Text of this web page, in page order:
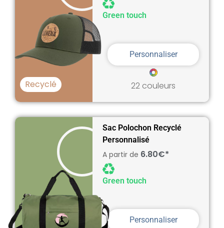
Recyclé
Green touch
Personnaliser
22 couleurs
Sac Polochon Recyclé
Personnalisé
A partir de 6.80€*
Green touch
Personnaliser